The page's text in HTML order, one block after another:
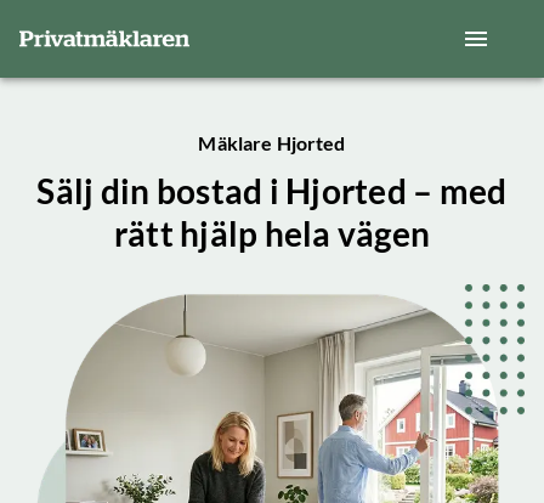
Mäklare Hjorted
Sälj din bostad i Hjorted – med
rätt hjälp hela vägen